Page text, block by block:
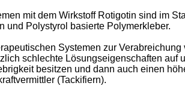
mit dem Wirkstoff Rotigotin sind im
und Polystyrol basierte Polymerkleber.
Systemen zur Verabreichung
schlechte Lösungseigenschaften auf
besitzen und dann auch einen
(Tackifiern).